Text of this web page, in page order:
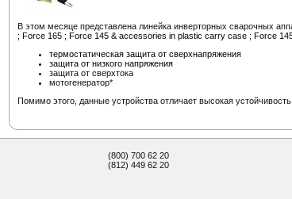
В этом месяце представлена линейка инверторных сварочных
; Force 165 ; Force 145 & accessories in plastic carry case ; Force
термостатическая защита от сверхнапряжения
защита от низкого напряжения
защита от сверхтока
мотогенератор*
Помимо этого, данные устройства отличает высокая
(800) 700 62 20
(812) 449 62 20